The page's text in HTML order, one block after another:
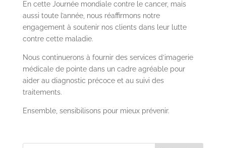
En cette Journée mondiale contre le cancer, mais
aussi toute l’année, nous réaffirmons notre
engagement à soutenir nos clients dans leur lutte
contre cette maladie.
Nous continuerons à fournir des services d’imagerie
médicale de pointe dans un cadre agréable pour
aider au diagnostic précoce et au suivi des
traitements.
Ensemble, sensibilisons pour mieux prévenir.